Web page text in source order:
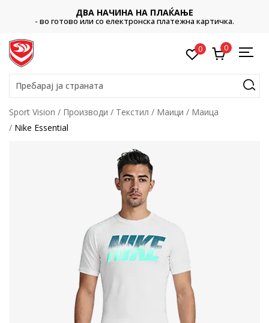
ДВА НАЧИНА НА ПЛАЌАЊЕ
- во готово или со електронска платежна картичка.
0 0
Пребарај ја страната
Sport Vision Производи Текстил Маици
Маица
Nike Essential